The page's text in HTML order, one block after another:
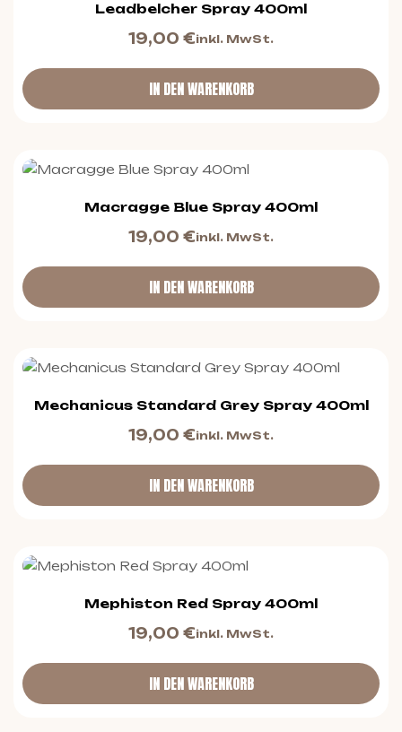
Leadbelcher Spray 400ml
19,00 €inkl. MwSt.
IN DEN WARENKORB
Macragge Blue Spray 400ml
19,00 €inkl. MwSt.
IN DEN WARENKORB
Mechanicus Standard Grey Spray 400ml
19,00 €inkl. MwSt.
IN DEN WARENKORB
Mephiston Red Spray 400ml
19,00 €inkl. MwSt.
IN DEN WARENKORB